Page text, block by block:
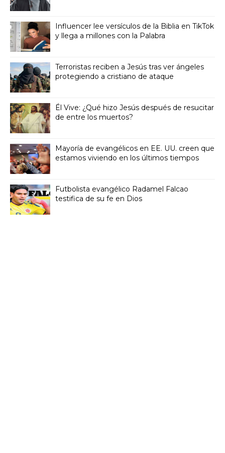
Influencer lee versículos de la Biblia en TikTok
y llega a millones con la Palabra
Terroristas reciben a Jesús tras ver ángeles
protegiendo a cristiano de ataque
Él Vive: ¿Qué hizo Jesús después de resucitar
de entre los muertos?
Mayoría de evangélicos en EE. UU. creen que
estamos viviendo en los últimos tiempos
Futbolista evangélico Radamel Falcao
testifica de su fe en Dios